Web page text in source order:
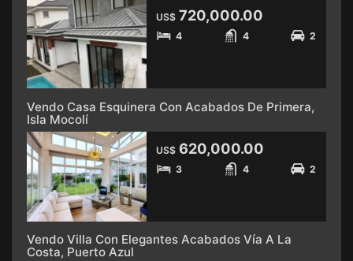
US$ 720,000.00
4 4 2
Vendo Casa Esquinera Con Acabados De Primera,
Isla Mocolí
US$ 620,000.00
3 4 2
Vendo Villa Con Elegantes Acabados Vía A La
Costa, Puerto Azul